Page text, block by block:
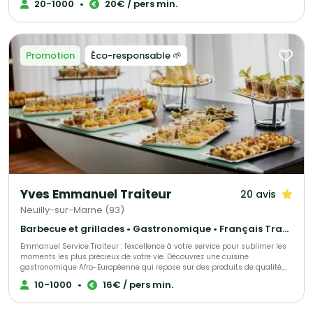
budget, Séminaires... Pour le succès de votre événement, nous seront à
attentes pour un événement privé, familiale ou professionnel.
20-1000 • 20€ / pers min.
Promotion Éco-responsable 🌱
Yves Emmanuel Traiteur 20 avis
Neuilly-sur-Marne (93)
Barbecue et grillades • Gastronomique • Français Traditionnel
Emmanuel Service Traiteur : l'excellence à votre service pour sublimer les
moments les plus précieux de votre vie. Découvrez une cuisine
gastronomique Afro-Européenne qui repose sur des produits de qualité,
des plats équilibrés, et une présentation élégante. Avec plus de 8 ans
d'expérience, le Chef Yves Emmanuel a acquis une maîtrise inégalée de la
10-1000 • 16€ / pers min.